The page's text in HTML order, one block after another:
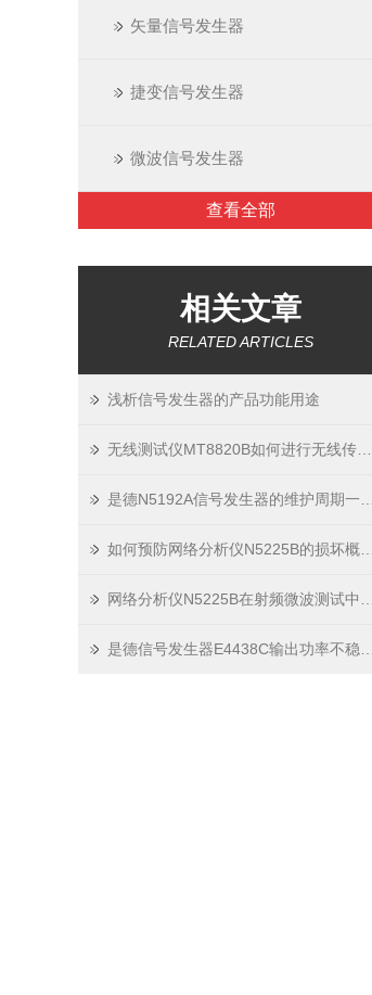
矢量信号发生器
捷变信号发生器
微波信号发生器
查看全部
相关文章
RELATED ARTICLES
浅析信号发生器的产品功能用途